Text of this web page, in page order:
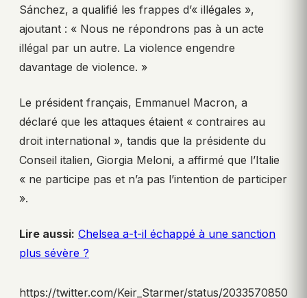
Sánchez, a qualifié les frappes d’« illégales »,
ajoutant : « Nous ne répondrons pas à un acte
illégal par un autre. La violence engendre
davantage de violence. »
Le président français, Emmanuel Macron, a
déclaré que les attaques étaient « contraires au
droit international », tandis que la présidente du
Conseil italien, Giorgia Meloni, a affirmé que l’Italie
« ne participe pas et n’a pas l’intention de participer
».
Lire aussi: Chelsea a-t-il échappé à une sanction
plus sévère ?
https://twitter.com/Keir_Starmer/status/2033570850